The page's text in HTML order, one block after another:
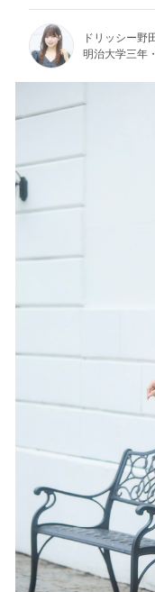
ドリッシー野
明治大学三年